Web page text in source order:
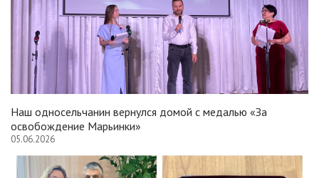
Наш односельчанин вернулся домой с медалью «За
освобождение Марьинки»
05.06.2026